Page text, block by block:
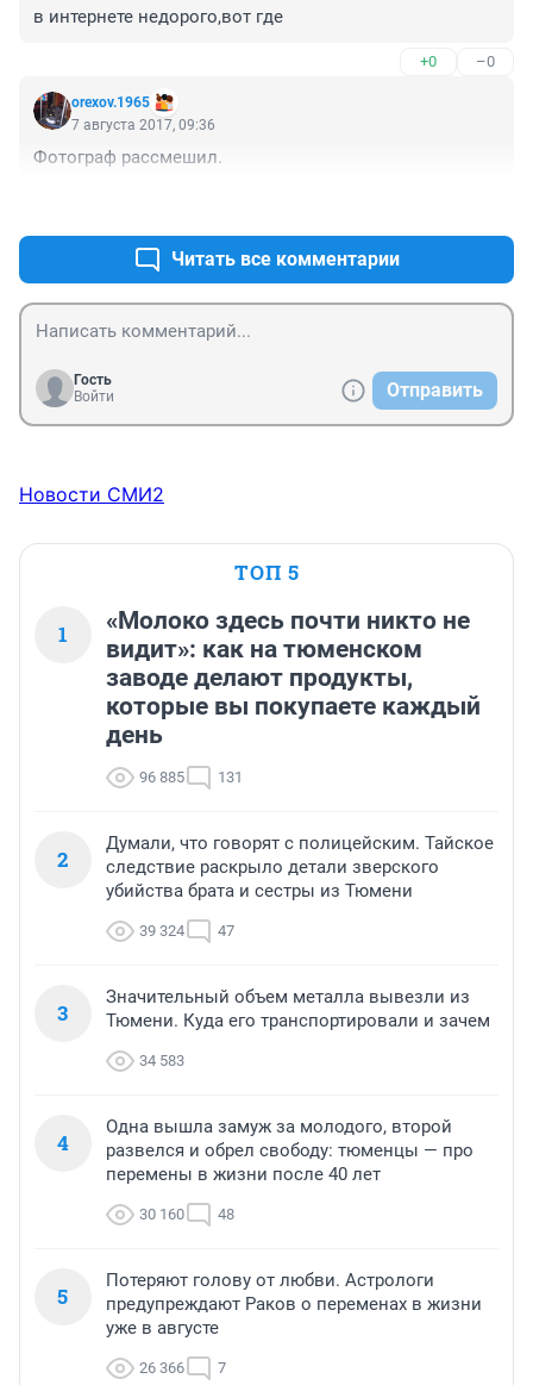
в интернете недорого,вот где
+0 –0
orexov.1965
7 августа 2017, 09:36
Фотограф рассмешил.
Читать все комментарии
Гость
Войти
Отправить
Новости СМИ2
ТОП 5
1
«Молоко здесь почти никто не
видит»: как на тюменском
заводе делают продукты,
которые вы покупаете каждый
день
96 885 131
2
Думали, что говорят с полицейским. Тайское
следствие раскрыло детали зверского
убийства брата и сестры из Тюмени
39 324 47
3
Значительный объем металла вывезли из
Тюмени. Куда его транспортировали и зачем
34 583
4
Одна вышла замуж за молодого, второй
развелся и обрел свободу: тюменцы — про
перемены в жизни после 40 лет
30 160 48
5
Потеряют голову от любви. Астрологи
предупреждают Раков о переменах в жизни
уже в августе
26 366 7